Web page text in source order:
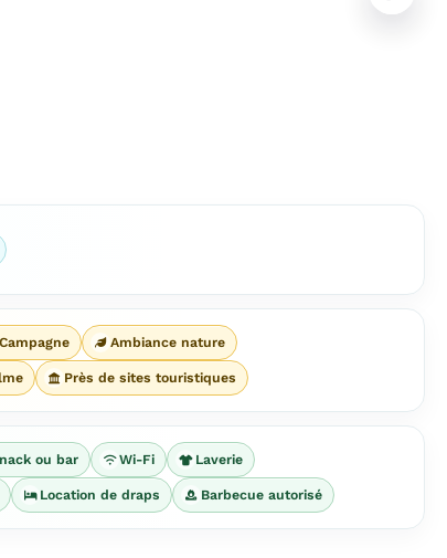
Campagne Ambiance nature
Près de sites touristiques
ou bar Wi-Fi Laverie
Location de draps Barbecue autorisé